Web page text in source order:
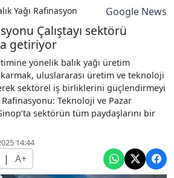
Yağı Rafinasyonu Çalıştayı sektörü
Google News
Çalıştayı sektörü
getiriyor
yönelik balık yağı üretim
uluslararası üretim ve teknoloji
sektörel iş birliklerini güçlendirmeyi
Rafinasyonu: Teknoloji ve Pazar
sektörün tüm paydaşlarını bir
14:44
| A+